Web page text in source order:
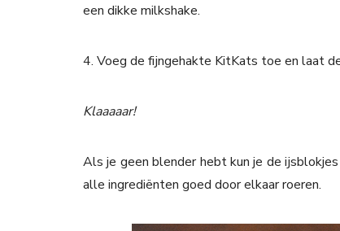
een dikke milkshake.
4. Voeg de fijngehakte KitKats toe en laat
Klaaaaar!
Als je geen blender hebt kun je de
alle ingrediënten goed door elkaar roeren.